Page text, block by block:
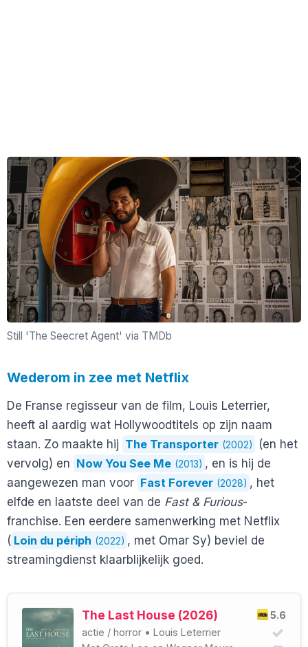
Still 'The Seecret Agent' via TMDb
Wederom in zee met Netflix
De Franse regisseur van de film, Louis Leterrier,
heeft al aardig wat Hollywoodtitels op zijn naam
staan. Zo maakte hij The Transporter (2002)
(en het
vervolg) en Now You See Me (2013) , en is hij de
aangewezen man voor Fast Forever (2028) , het
elfde en laatste deel van de Fast & Furious-
franchise. Een eerdere samenwerking met Netflix
( Loin du périph (2022) , met Omar Sy) beviel de
streamingdienst klaarblijkelijk goed.
5.6
The Last House (2026)
actie / horror • Louis Leterrier